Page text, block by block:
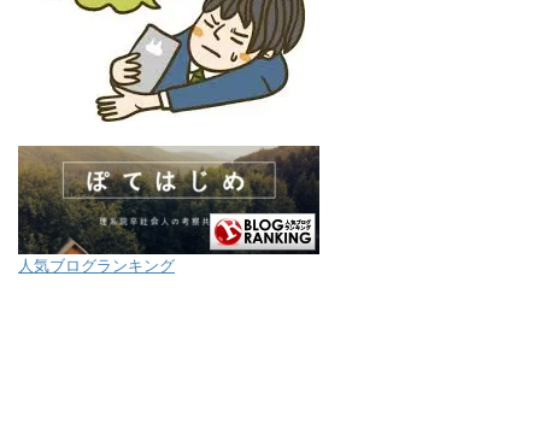
人気ブログランキング